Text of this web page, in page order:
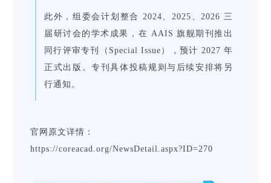
此外，组委会计划整合 2024、2025、2026 三
届研讨会的学术成果，在 AAIS 旗舰期刊推出
同行评审专刊（Special Issue），预计 2027 年
正式出版。专刊具体投稿规则与后续安排将另
行通知。
官网原文详情：
https://coreacad.org/NewsDetail.aspx?ID=270